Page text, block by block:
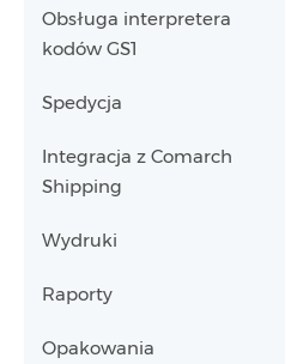
Obsługa interpretera
kodów GS1
Spedycja
Integracja z Comarch
Shipping
Wydruki
Raporty
Opakowania